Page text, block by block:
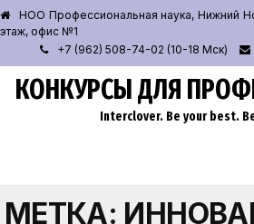
НОО Профессиональная наука, Нижний
этаж, офис №1
+7 (962) 508-74-02 (10-18 Мск)
КОНКУРСЫ ДЛЯ
Interclover. Be your best.
МЕТКА: